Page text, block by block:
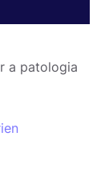
a patologia